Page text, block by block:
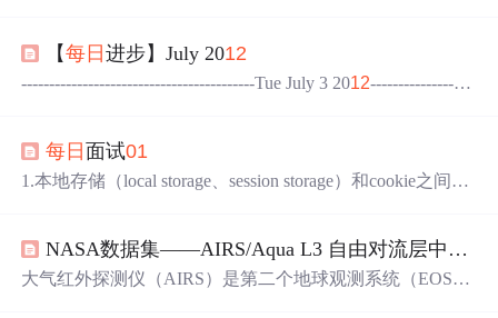
HIRPS) is a 30+ year quasi-global rainfall dataset. CHIRPS inco
【每日进步】July 2012
------------------------------------------Tue July 3 2012-------------------
-----------------...
每日面试01
1.本地存储（local storage、session storage）和cookie之间的
数据也随之销毁。 2.localStorage 用于永久性本地存储，除
非主动删除，不然数据会一直存在。 3.本地存储：只有本
NASA数据集——AIRS/Aqua L3 自由对流层中的
大气红外探测仪（AIRS）是第二个地球观测系统（EOS）